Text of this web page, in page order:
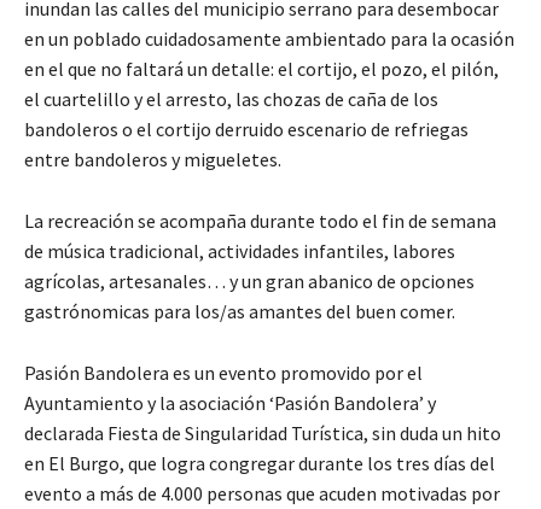
inundan las calles del municipio serrano para desembocar
en un poblado cuidadosamente ambientado para la ocasión
en el que no faltará un detalle: el cortijo, el pozo, el pilón,
el cuartelillo y el arresto, las chozas de caña de los
bandoleros o el cortijo derruido escenario de refriegas
entre bandoleros y migueletes.
La recreación se acompaña durante todo el fin de semana
de música tradicional, actividades infantiles, labores
agrícolas, artesanales… y un gran abanico de opciones
gastrónomicas para los/as amantes del buen comer.
Pasión Bandolera es un evento promovido por el
Ayuntamiento y la asociación ‘Pasión Bandolera’ y
declarada Fiesta de Singularidad Turística, sin duda un hito
en El Burgo, que logra congregar durante los tres días del
evento a más de 4.000 personas que acuden motivadas por